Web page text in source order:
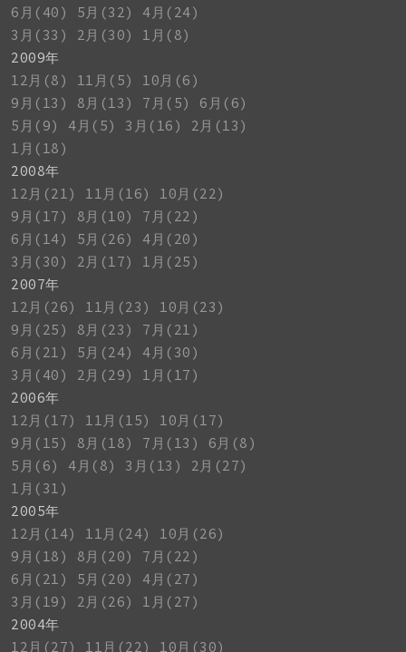
6月(40)
5月(32)
4月(24)
3月(33)
2月(30)
1月(8)
2009年
12月(8)
11月(5)
10月(6)
9月(13)
8月(13) 7月(5)
6月(6)
5月(9)
4月(5) 3月(16)
2月(13)
1月(18)
2008年
12月(21)
11月(16)
10月(22)
9月(17)
8月(10)
7月(22)
6月(14)
5月(26)
4月(20)
3月(30)
2月(17)
1月(25)
2007年
12月(26)
11月(23)
10月(23)
9月(25)
8月(23)
7月(21)
6月(21)
5月(24)
4月(30)
3月(40)
2月(29)
1月(17)
2006年
12月(17)
11月(15)
10月(17)
9月(15)
8月(18) 7月(13)
6月(8)
5月(6)
4月(8) 3月(13)
2月(27)
1月(31)
2005年
12月(14)
11月(24)
10月(26)
9月(18)
8月(20)
7月(22)
6月(21)
5月(20)
4月(27)
3月(19)
2月(26)
1月(27)
2004年
12月(27)
11月(22) 10月(30)